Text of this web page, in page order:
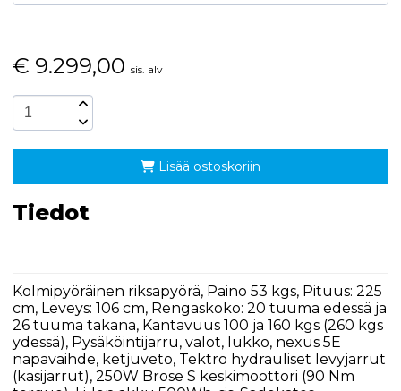
€ 9.299,00 sis. alv
Lisää ostoskoriin
Tiedot
Kolmipyöräinen riksapyörä, Paino 53 kgs, Pituus: 225
cm, Leveys: 106 cm, Rengaskoko: 20 tuuma edessä ja
26 tuuma takana, Kantavuus 100 ja 160 kgs (260 kgs
ydessä), Pysäköintijarru, valot, lukko, nexus 5E
napavaihde, ketjuveto, Tektro hydrauliset levyjarrut
(kasijarrut), 250W Brose S keskimoottori (90 Nm